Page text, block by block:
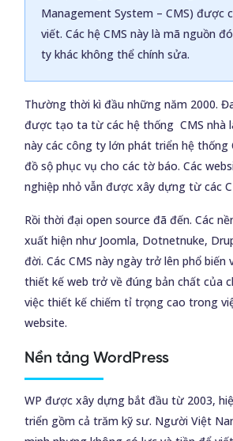
Management System – CMS) được
viết. Các hệ CMS này là mã nguồn
ty khác không thể chính sửa.
Thường thời kì đầu những năm 2000.
được tạo ta từ các hệ thống CMS nhà
này các công ty lớn phát triển hệ thống
đồ sộ phục vụ cho các tờ báo. Các
nghiệp nhỏ vẫn được xây dựng từ các
Rồi thời đại open source đã đến. Các
xuất hiện như Joomla, Dotnetnuke,
đời. Các CMS này ngày trở lên phổ biến
thiết kế web trở về đúng bản chất của
việc thiết kế chiếm tỉ trọng cao trong
website.
Nền tảng WordPress
WP được xây dựng bắt đầu từ 2003,
triển gồm cả trăm kỹ sư. Người Việt